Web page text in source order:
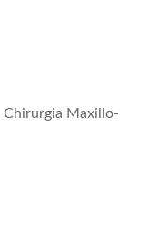
Maxillo-